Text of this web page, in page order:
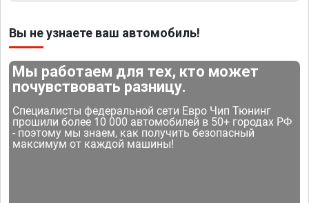
Вы не узнаете ваш автомобиль!
Мы работаем для тех, кто может
почувствовать разницу.
Специалисты федеральной сети Евро Чип Тюнинг
прошили более 10 000 автомобилей в 50+ городах РФ
- поэтому мы знаем, как получить безопасный
максимум от каждой машины!